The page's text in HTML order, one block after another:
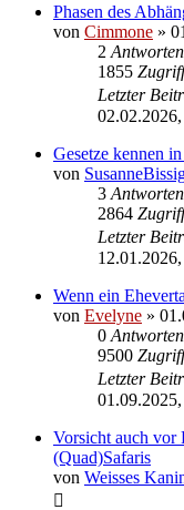
Phasen des
von Cimmone »
2 Antworten
1855
Letzter
Gesetze kennen
von
3 Antworten
2864
Letzter
Wenn ein
von Evelyne »
0 Antworten
9500
Letzter
Vorsicht auch vor
(Quad)Safaris
von Weisses